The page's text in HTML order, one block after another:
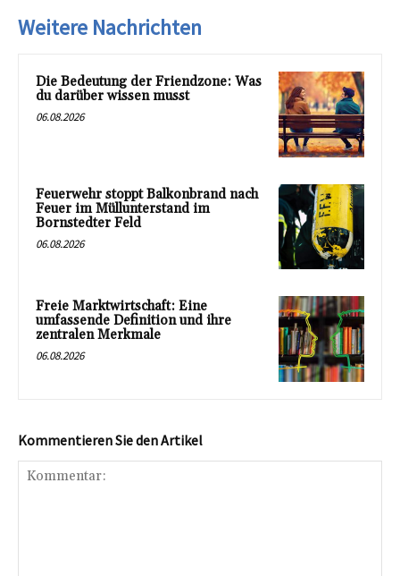
Weitere Nachrichten
Die Bedeutung der Friendzone: Was
du darüber wissen musst
06.08.2026
Feuerwehr stoppt Balkonbrand nach
Feuer im Müllunterstand im
Bornstedter Feld
06.08.2026
Freie Marktwirtschaft: Eine
umfassende Definition und ihre
zentralen Merkmale
06.08.2026
Kommentieren Sie den Artikel